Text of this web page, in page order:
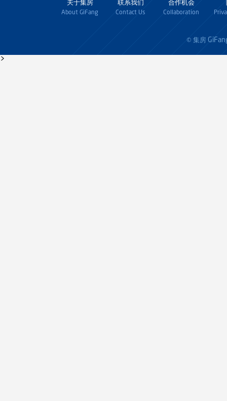
关于集房
About GiFang
联系我们
Contact Us
合作机会
Collaboration
© 集房
>